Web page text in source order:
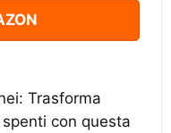
Trasforma
con questa